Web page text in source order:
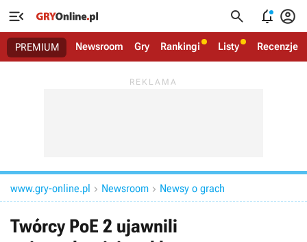
   
PREMIUM Newsroom Gry Rankingi Listy Recenzje
www.gry-online.pl  Newsroom  Newsy o grach
Twórcy PoE 2 ujawnili